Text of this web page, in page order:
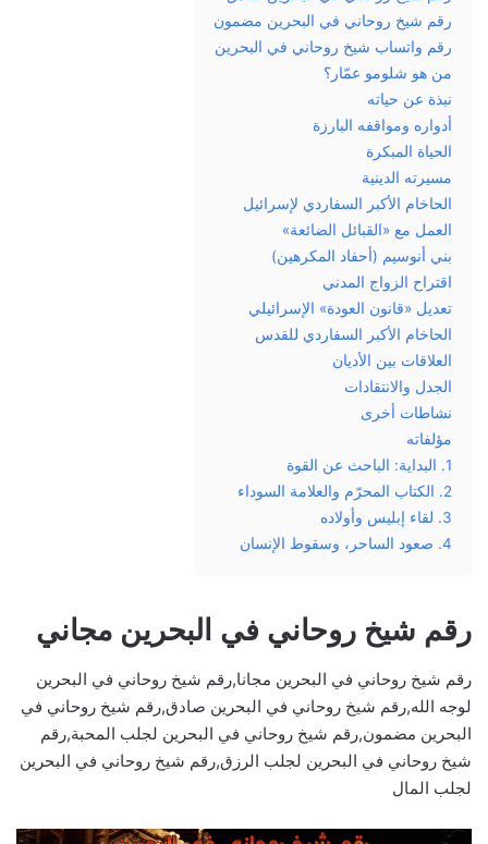
رقم شيخ روحاني في البحرين مضمون
رقم واتساب شيخ روحاني في البحرين
من هو شلومو عمّار؟
نبذة عن حياته
أدواره ومواقفه البارزة
الحياة المبكرة
مسيرته الدينية
الحاخام الأكبر السفاردي لإسرائيل
العمل مع «القبائل الضائعة»
بني أنوسيم (أحفاد المكرهين)
اقتراح الزواج المدني
تعديل «قانون العودة» الإسرائيلي
الحاخام الأكبر السفاردي للقدس
العلاقات بين الأديان
الجدل والانتقادات
نشاطات أخرى
مؤلفاته
1. البداية: الباحث عن القوة
2. الكتاب المحرّم والعلامة السوداء
3. لقاء إبليس وأولاده
4. صعود الساحر، وسقوط الإنسان
رقم شيخ روحاني في البحرين مجاني
رقم شيخ روحاني في البحرين مجانا,رقم شيخ روحاني في البحرين
لوجه الله,رقم شيخ روحاني في البحرين صادق,رقم شيخ روحاني في
البحرين مضمون,رقم شيخ روحاني في البحرين لجلب المحبة,رقم
شيخ روحاني في البحرين لجلب الرزق,رقم شيخ روحاني في البحرين
لجلب المال